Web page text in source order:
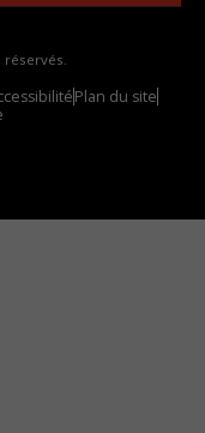
Plan du site